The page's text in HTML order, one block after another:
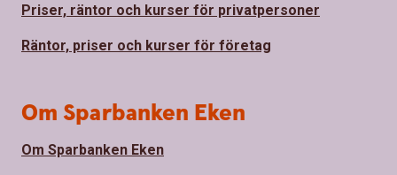
Priser, räntor och kurser för privatpersoner
Räntor, priser och kurser för företag
Om Sparbanken Eken
Om Sparbanken Eken